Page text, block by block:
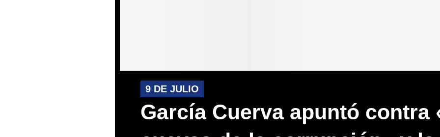
9 DE JULIO
García Cuerva apuntó contra